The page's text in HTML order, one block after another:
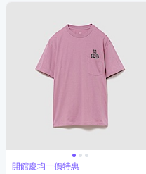
開館慶均一價特惠